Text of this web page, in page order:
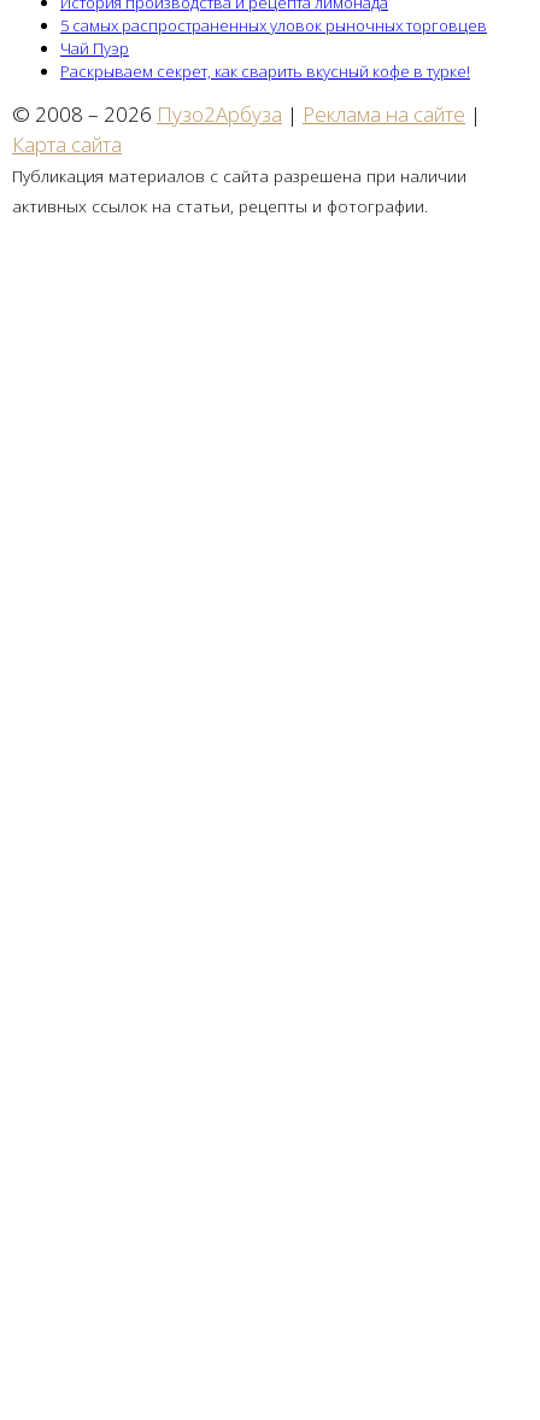
5 самых распространенных уловок рыночных торговцев
Чай Пуэр
Раскрываем секрет, как сварить вкусный кофе в турке!
© 2008 – 2026 Пузо2Арбуза | Реклама на сайте |
Карта сайта
Публикация материалов с сайта разрешена при наличии
активных ссылок на статьи, рецепты и фотографии.